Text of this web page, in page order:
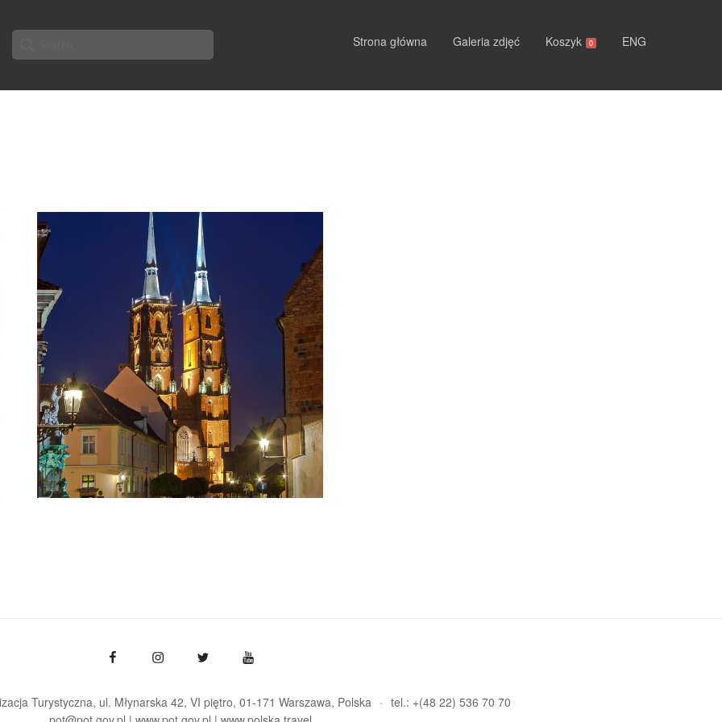
Search
for:
Strona główna Galeria zdjęć Koszyk 0 ENG
Turystyczna, ul. Młynarska 42, VI piętro, 01-171 Warszawa Polska
tel.: +(48 22) 536 70 70